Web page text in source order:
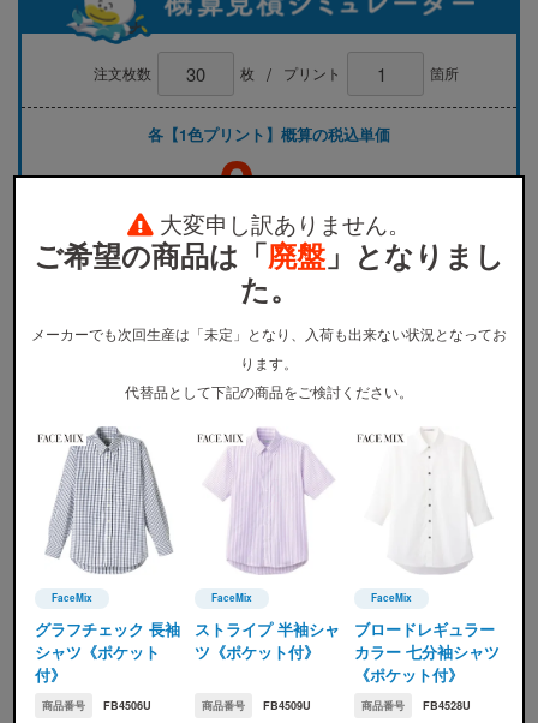
注文枚数 枚 / プリント 箇所
各【1色プリント】概算の税込単価
0
内訳: ウェア 0円 + プリント 0円
※加工方法はシルクスクリーン(通常版)の概算金額となります。
※早割や学割を併用した最安価格＋加工代のみの計算です。
※その他の割引プランの詳細は、コチラからご確認ください。
サイズ・カラー別料金表
SEABOW定価 割引適用価格
サイズ SS～3L 4L
1,870円
大変申し訳ありません。
ご希望の商品は「廃盤」となりまし
た。
メーカーでも次回生産は「未定」となり、入荷も出来ない状況となってお
ります。
代替品として下記の商品をご検討ください。
FaceMix
FaceMix(フェイスミックス)
グラフチェック 長袖
シャツ《ポケット
付》
商品番号 FB4506U
FaceMix
FaceMix(フェイスミックス)
ストライプ 半袖シャ
ツ《ポケット付》
商品番号 FB4509U
FaceMix
FaceMix(フェイスミック
ブロードレギュラー
カラー 七分袖シャツ
《ポケット付》
商品番号 FB4528U